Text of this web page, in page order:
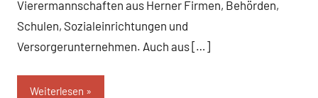
Vierermannschaften aus Herner Firmen, Behörden,
Schulen, Sozialeinrichtungen und
Versorgerunternehmen. Auch aus […]
Weiterlesen